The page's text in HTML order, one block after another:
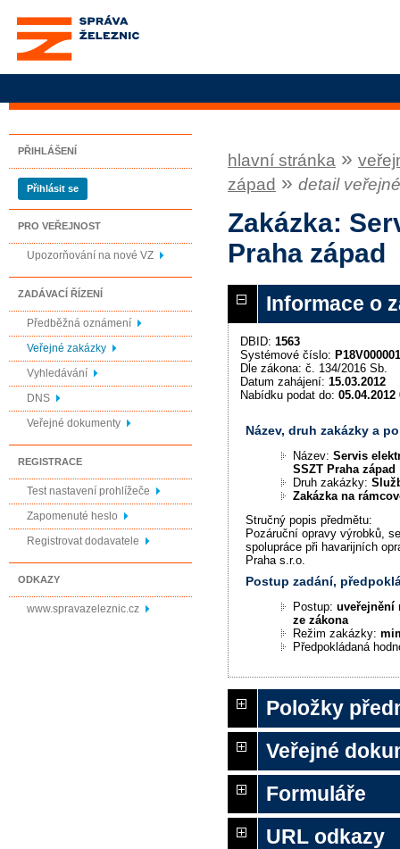
Správa železnic, státní
organizace
PŘIHLÁŠENÍ
Přihlásit se
PRO VEŘEJNOST
Upozorňování na nové VZ
ZADÁVACÍ ŘÍZENÍ
Předběžná oznámení
Veřejné zakázky
Vyhledávání
DNS
Veřejné dokumenty
REGISTRACE
Test nastavení prohlížeče
Zapomenuté heslo
Registrovat dodavatele
ODKAZY
www.spravazeleznic.cz
hlavní stránka »
západ » detail
Zakázka:
Praha západ
Informace o
DBID: 1563
Systémové číslo:
Dle zákona: č. 134/2016 Sb.
Datum zahájení: 15.03.2012
Nabídku podat do: 05.04.2012
Název, druh zakázky a
Název:Servis
SSZT Praha západ
Druh zakázky:
Zakázka na
Stručný popis předmětu:
Pozáruční opravy výrobků,
spolupráce při havarijních
Praha s.r.o.
Postup zadání,
Postup:uveřejnění
ze zákona
Režim zakázky:
Předpokládaná
Položky
Veřejné
Formuláře
URL odkazy